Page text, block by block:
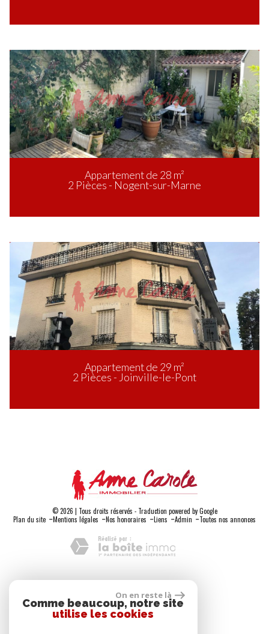
Appartement de 28 m²
2 Pièces - Nogent-sur-Marne
Appartement de 29 m²
2 Pièces - Joinville-le-Pont
© 2026 | Tous droits réservés - Traduction powered by Google
Plan du site -Mentions légales -Nos honoraires -Liens-Admin -Toutes nos annonces
Adhérents
On en reste là
Comme beaucoup, notre site
utilise les cookies